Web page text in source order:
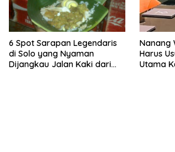
6 Spot Sarapan Legendaris
di Solo yang Nyaman
Dijangkau Jalan Kaki dari
Nanang
Harus
Utama